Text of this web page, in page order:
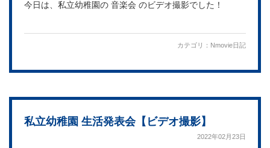
今日は、私立幼稚園の 音楽会 のビデオ撮影でした！
カテゴリ： Nmovie日記
私立幼稚園 生活発表会【ビデオ撮影】
2022年02月23日